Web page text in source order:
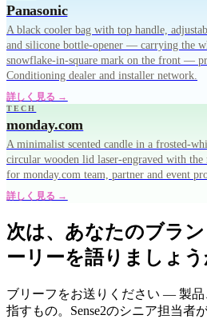
Panasonic
A black cooler bag with top handle,
and silicone bottle-opener — carrying the
snowflake-in-square mark on the front —
Conditioning dealer and installer network.
詳しく見る →
TECH
monday.com
A minimalist scented candle in a frosted-
circular wooden lid laser-engraved with
for monday.com team, partner and event
詳しく見る →
次は、あなたのブラ
ーリーを語りましょう
ブリーフをお送りください — 製品
指すもの。Sense2のシニア担当者